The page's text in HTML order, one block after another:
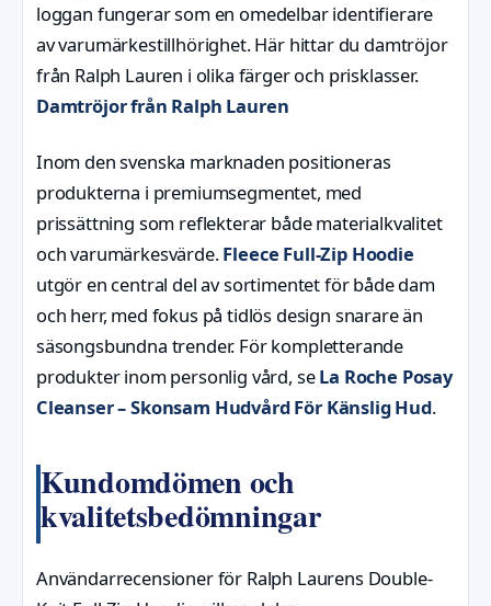
loggan fungerar som en omedelbar identifierare
av varumärkestillhörighet. Här hittar du damtröjor
från Ralph Lauren i olika färger och prisklasser.
Damtröjor från Ralph Lauren
Inom den svenska marknaden positioneras
produkterna i premiumsegmentet, med
prissättning som reflekterar både materialkvalitet
och varumärkesvärde.Fleece Full-Zip Hoodie
utgör en central del av sortimentet för både dam
och herr, med fokus på tidlös design snarare än
säsongsbundna trender. För kompletterande
produkter inom personlig vård, seLa Roche Posay
Cleanser – Skonsam Hudvård För Känslig Hud.
Kundomdömen och
kvalitetsbedömningar
Användarrecensioner för Ralph Laurens Double-